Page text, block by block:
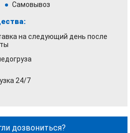
Самовывоз
на следующий день после
24/7
дозвониться?